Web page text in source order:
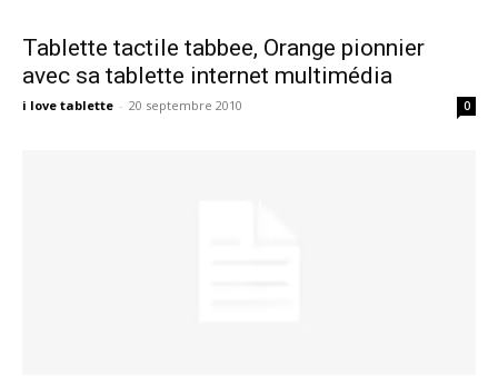
Tablette tactile tabbee, Orange pionnier
avec sa tablette internet multimédia
i love tablette - 20 septembre 2010 0